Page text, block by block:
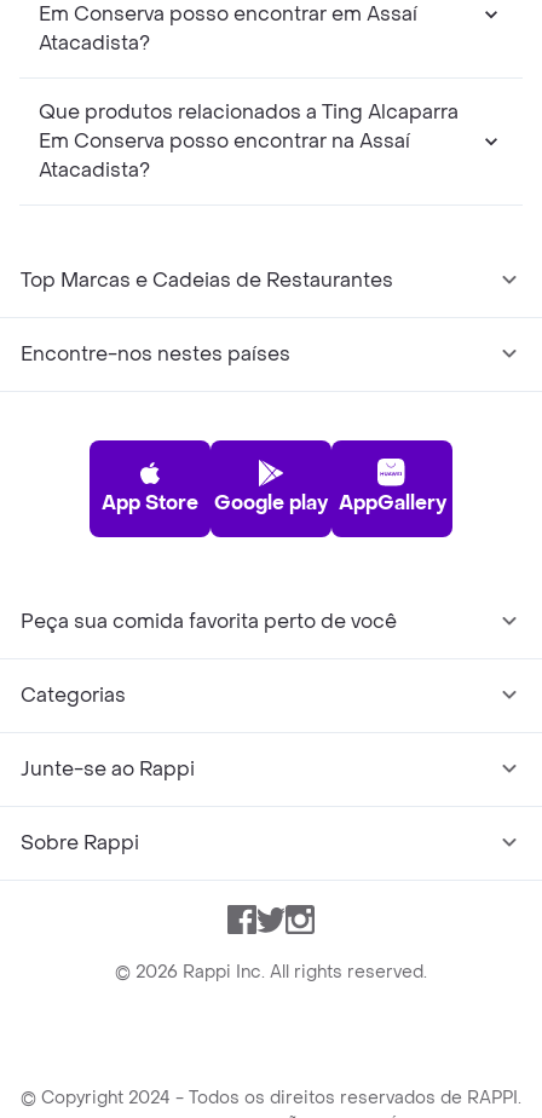
Em Conserva posso encontrar em Assaí
Atacadista?
Que produtos relacionados a Ting Alcaparra
Em Conserva posso encontrar na Assaí
Atacadista?
Top Marcas e Cadeias de Restaurantes
Encontre-nos nestes países
App Store Google play AppGallery
Peça sua comida favorita perto de você
Categorias
Junte-se ao Rappi
Sobre Rappi
Facebook
TwitterInstagram
© 2026 Rappi Inc. All rights reserved.
© Copyright 2024 - Todos os direitos reservados de RAPPI.